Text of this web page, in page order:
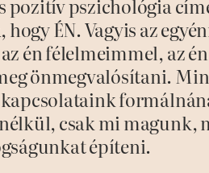
pozitív pszichológia
ÉN. Vagyis az
én félelmeimmel, az
önmegvalósítani.
kapcsolataink
csak mi
építeni.